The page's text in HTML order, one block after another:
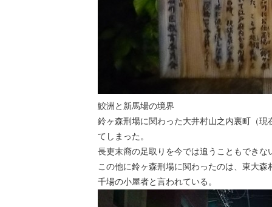
鮫洲と新馬場の境界
鈴ヶ森刑場に関わった大井村山之内裏町（
てしまった。
長吏末裔の足取りを今では追うこともできな
この他に鈴ヶ森刑場に関わったのは、東大
千場の小屋者と言われている。